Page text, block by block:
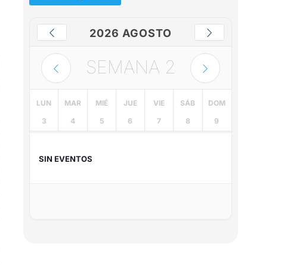
2026 AGOSTO
SEMANA 2
LUN
3
MAR
4
MIÉ
5
JUE
6
VIE
7
SÁB
8
DOM
9
SIN EVENTOS